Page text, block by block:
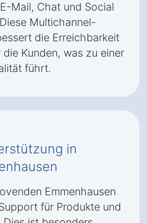
Mail, Chat und Social
Multichannel-
die Erreichbarkeit
Kunden, was zu einer
führt.
in
Emmenhausen
für Produkte und